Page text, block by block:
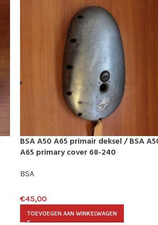
BSA A50 A65 primair deksel / BSA
A65 primary cover 68-240
BSA
€45,00
TOEVOEGEN AAN WINKELWAGEN